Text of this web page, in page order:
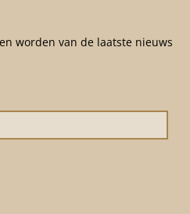
worden van de laatste nieuws